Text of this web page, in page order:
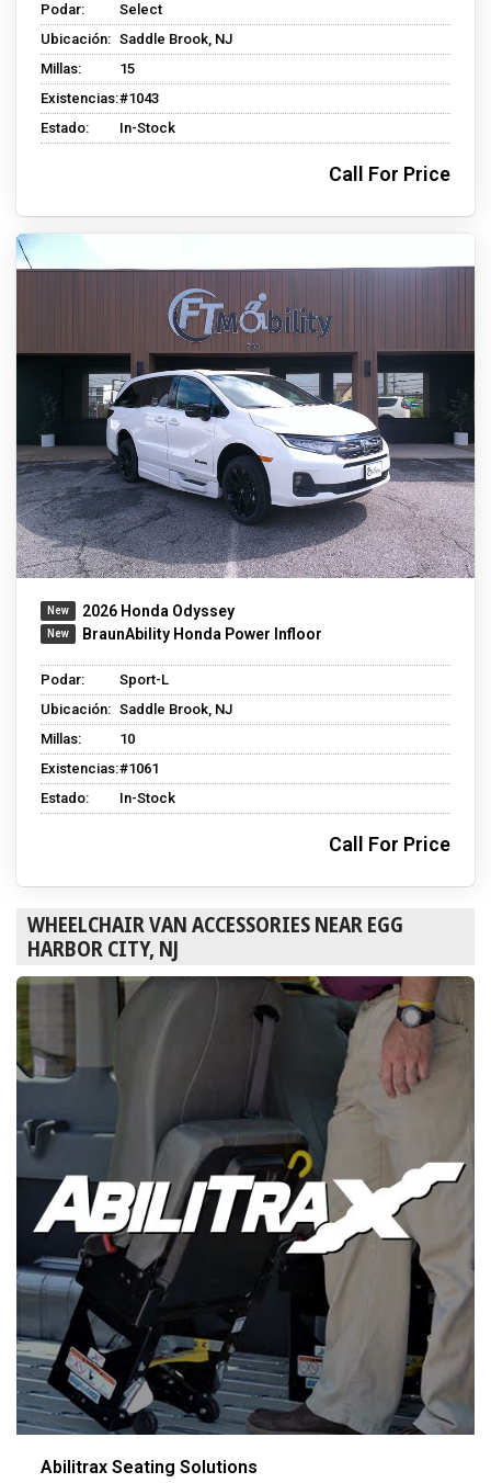
Podar:
Select
Ubicación: Saddle Brook, NJ
Millas:
15
Existencias:#1043
Estado:
In-Stock
Call For Price
2026 Honda Odyssey
BraunAbility Honda Power Infloor
Podar:
Sport-L
Ubicación: Saddle Brook, NJ
Millas:
10
Existencias:#1061
Estado:
In-Stock
Call For Price
WHEELCHAIR VAN ACCESSORIES NEAR EGG
HARBOR CITY, NJ
Abilitrax Seating Solutions